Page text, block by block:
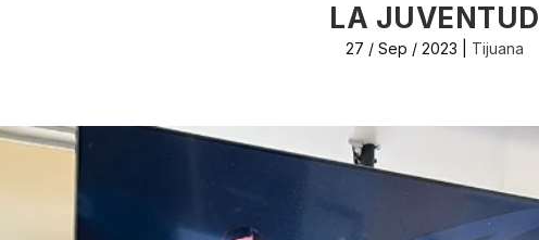
LA JUVENTUD
27 / Sep / 2023 Tijuana